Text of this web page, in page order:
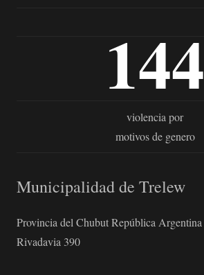
144
violencia por
motivos de genero
Municipalidad de Trelew
Provincia del Chubut República Argentina
Rivadavia 390